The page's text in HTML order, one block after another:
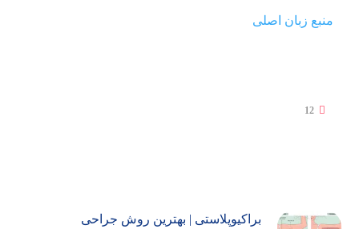
منبع زبان اصلی
12
براکیوپلاستی | بهترین روش جراحی